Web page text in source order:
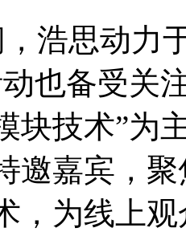
浩思动力
也备受关
块技术”为
邀嘉宾，
，为线上